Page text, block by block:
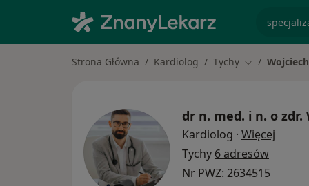
Strona Główna Kardiolog Tychy Zmień miasto
dr n. med. i n. o zdr.
Kardiolog · Więcej
Tychy 6 adresów
Nr PWZ: 2634515